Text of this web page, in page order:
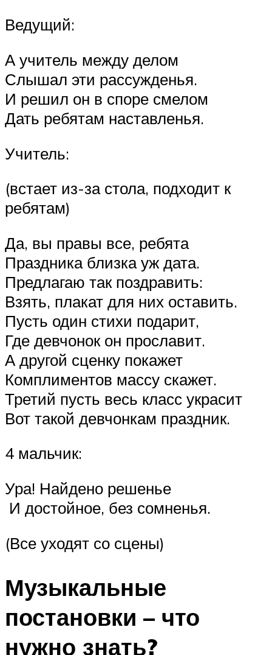
Ведущий:
А учитель между делом
Слышал эти рассужденья.
И решил он в споре смелом
Дать ребятам наставленья.
Учитель:
(встает из-за стола, подходит к
ребятам)
Да, вы правы все, ребята
Праздника близка уж дата.
Предлагаю так поздравить:
Взять, плакат для них оставить.
Пусть один стихи подарит,
Где девчонок он прославит.
А другой сценку покажет
Комплиментов массу скажет.
Третий пусть весь класс украсит
Вот такой девчонкам праздник.
4 мальчик:
Ура! Найдено решенье
И достойное, без сомненья.
(Все уходят со сцены)
Музыкальные
постановки – что
нужно знать?